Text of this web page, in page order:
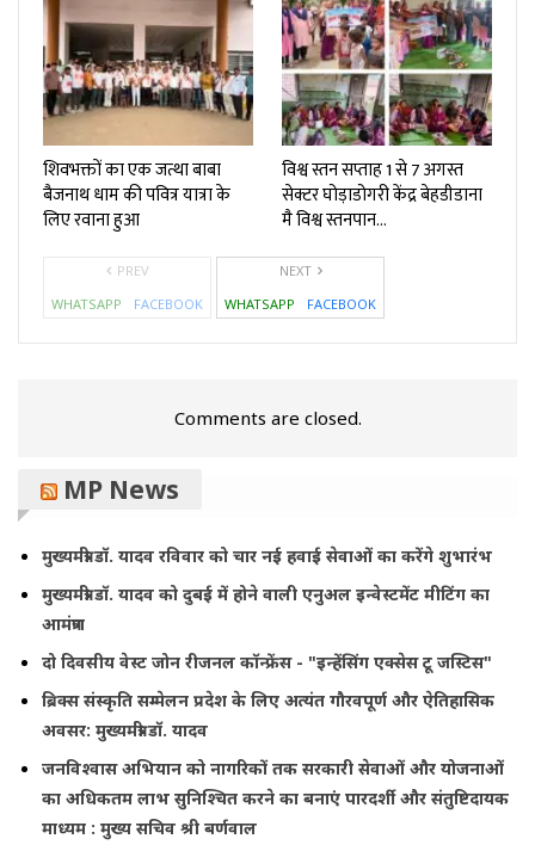
शिवभक्तों का एक जत्था बाबा
बैजनाथ धाम की पवित्र यात्रा के
लिए रवाना हुआ
विश्व स्तन सप्ताह 1 से 7 अगस्त
सेक्टर घोड़ाडोगरी केंद्र बेहडीडाना
मै विश्व स्तनपान…
PREV
WHATSAPP
FACEBOOK
NEXT
WHATSAPP
FACEBOOK
Comments are closed.
MP News
मुख्यमंत्री डॉ. यादव रविवार को चार नई हवाई सेवाओं का करेंगे शुभारंभ
मुख्यमंत्री डॉ. यादव को दुबई में होने वाली एनुअल इन्वेस्टमेंट मीटिंग का
आमंत्रण
दो दिवसीय वेस्ट जोन रीजनल कॉन्फ्रेंस - "इन्हेंसिंग एक्सेस टू जस्टिस"
ब्रिक्स संस्कृति सम्मेलन प्रदेश के लिए अत्यंत गौरवपूर्ण और ऐतिहासिक
अवसर: मुख्यमंत्री डॉ. यादव
जनविश्वास अभियान को नागरिकों तक सरकारी सेवाओं और योजनाओं
का अधिकतम लाभ सुनिश्चित करने का बनाएं पारदर्शी और संतुष्टिदायक
माध्यम : मुख्य सचिव श्री बर्णवाल